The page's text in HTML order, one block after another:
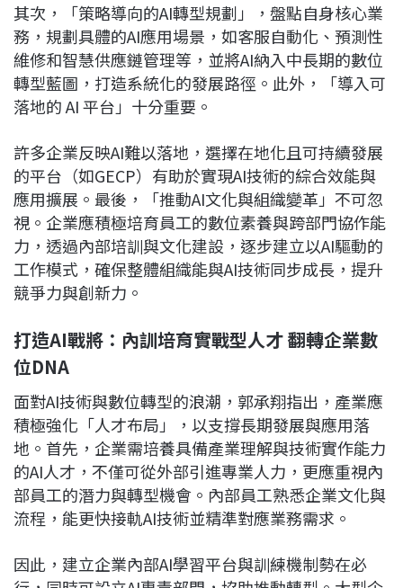
其次，「策略導向的AI轉型規劃」，盤點自身核心業
務，規劃具體的AI應用場景，如客服自動化、預測性
維修和智慧供應鏈管理等，並將AI納入中長期的數位
轉型藍圖，打造系統化的發展路徑。此外，「導入可
落地的 AI 平台」十分重要。
許多企業反映AI難以落地，選擇在地化且可持續發展
的平台（如GECP）有助於實現AI技術的綜合效能與
應用擴展。最後，「推動AI文化與組織變革」不可忽
視。企業應積極培育員工的數位素養與跨部門協作能
力，透過內部培訓與文化建設，逐步建立以AI驅動的
工作模式，確保整體組織能與AI技術同步成長，提升
競爭力與創新力。
打造AI戰將：內訓培育實戰型人才 翻轉企業數
位DNA
面對AI技術與數位轉型的浪潮，郭承翔指出，產業應
積極強化「人才布局」，以支撐長期發展與應用落
地。首先，企業需培養具備產業理解與技術實作能力
的AI人才，不僅可從外部引進專業人力，更應重視內
部員工的潛力與轉型機會。內部員工熟悉企業文化與
流程，能更快接軌AI技術並精準對應業務需求。
因此，建立企業內部AI學習平台與訓練機制勢在必